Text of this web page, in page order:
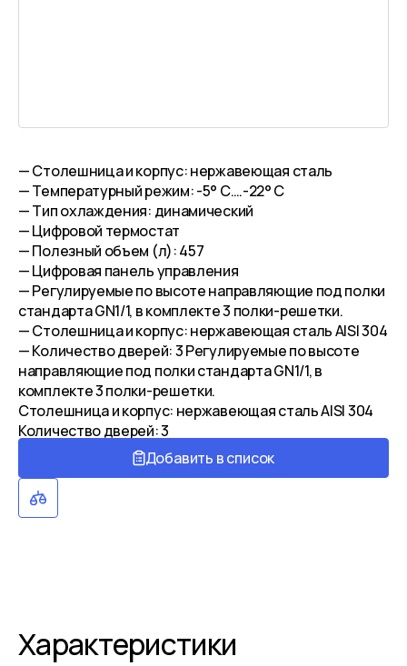
— Столешница и корпус: нержавеющая сталь
— Температурный режим: -5° C….-22° C
— Тип охлаждения: динамический
— Цифровой термостат
— Полезный объем (л): 457
— Цифровая панель управления
— Регулируемые по высоте направляющие под полки
стандарта GN1/1, в комплекте 3 полки-решетки.
— Столешница и корпус: нержавеющая сталь AISI 304
— Количество дверей: 3 Регулируемые по высоте
направляющие под полки стандарта GN1/1, в
комплекте 3 полки-решетки.
Столешница и корпус: нержавеющая сталь AISI 304
Количество дверей: 3
Добавить в список
Характеристики